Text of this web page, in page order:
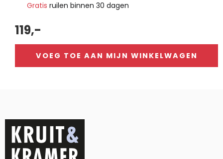
Gratis ruilen binnen 30 dagen
119,-
VOEG TOE AAN MIJN WINKELWAGEN